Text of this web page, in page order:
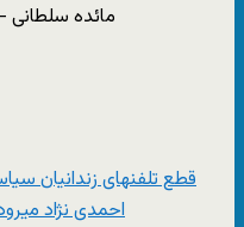
مائده سلطانی
قطع تلفنهای زندانیان
احمدی نژاد